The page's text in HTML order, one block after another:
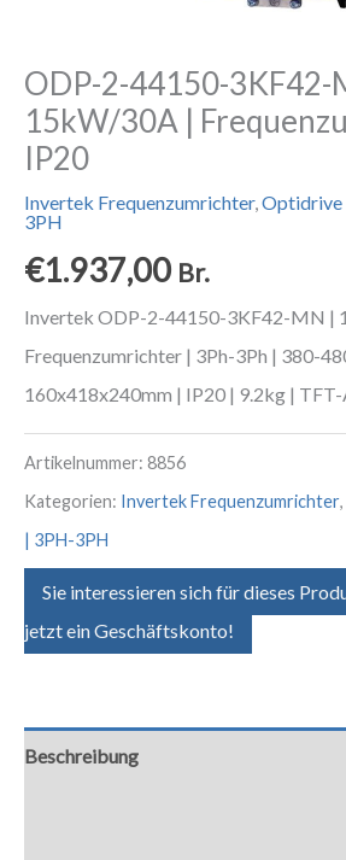
ODP-2-44150-3KF42-
15kW/30A |
IP20
Invertek Frequenzumrichter,Optidrive
3PH
€1.937,00 Br.
Invertek ODP-2-44150-3KF42-MN |
Frequenzumrichter | 3Ph-3Ph | 380-
160x418x240mm | IP20 | 9.2kg |
Artikelnummer: 8856
Kategorien: Invertek Frequenzumrichter,
| 3PH-3PH
Sie interessieren sich für dieses
jetzt ein Geschäftskonto!
Beschreibung